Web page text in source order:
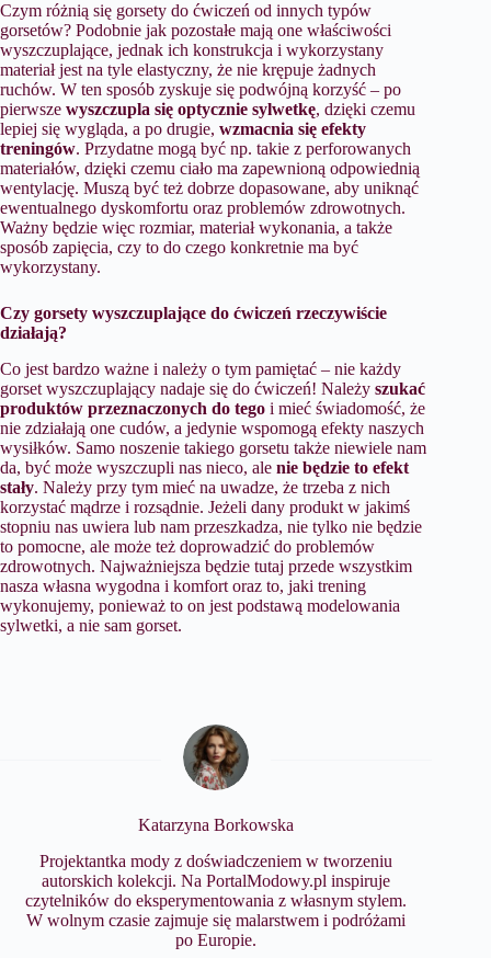
Czym różnią się gorsety do ćwiczeń od innych typów
gorsetów? Podobnie jak pozostałe mają one właściwości
wyszczuplające, jednak ich konstrukcja i wykorzystany
materiał jest na tyle elastyczny, że nie krępuje żadnych
ruchów. W ten sposób zyskuje się podwójną korzyść – po
pierwsze wyszczupla się optycznie sylwetkę, dzięki czemu
lepiej się wygląda, a po drugie, wzmacnia się efekty
treningów. Przydatne mogą być np. takie z perforowanych
materiałów, dzięki czemu ciało ma zapewnioną odpowiednią
wentylację. Muszą być też dobrze dopasowane, aby uniknąć
ewentualnego dyskomfortu oraz problemów zdrowotnych.
Ważny będzie więc rozmiar, materiał wykonania, a także
sposób zapięcia, czy to do czego konkretnie ma być
wykorzystany.
Czy gorsety wyszczuplające do ćwiczeń rzeczywiście
działają?
Co jest bardzo ważne i należy o tym pamiętać – nie każdy
gorset wyszczuplający nadaje się do ćwiczeń! Należy szukać
produktów przeznaczonych do tego i mieć świadomość, że
nie zdziałają one cudów, a jedynie wspomogą efekty naszych
wysiłków. Samo noszenie takiego gorsetu także niewiele nam
da, być może wyszczupli nas nieco, ale nie będzie to efekt
stały. Należy przy tym mieć na uwadze, że trzeba z nich
korzystać mądrze i rozsądnie. Jeżeli dany produkt w jakimś
stopniu nas uwiera lub nam przeszkadza, nie tylko nie będzie
to pomocne, ale może też doprowadzić do problemów
zdrowotnych. Najważniejsza będzie tutaj przede wszystkim
nasza własna wygodna i komfort oraz to, jaki trening
wykonujemy, ponieważ to on jest podstawą modelowania
sylwetki, a nie sam gorset.
Katarzyna Borkowska
Projektantka mody z doświadczeniem w tworzeniu
autorskich kolekcji. Na PortalModowy.pl inspiruje
czytelników do eksperymentowania z własnym stylem.
W wolnym czasie zajmuje się malarstwem i podróżami
po Europie.